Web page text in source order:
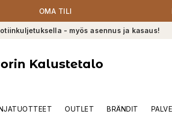
OMA TILI
- myös asennus ja kasaus!
Kalustetalo
OUTLET BRÄNDIT